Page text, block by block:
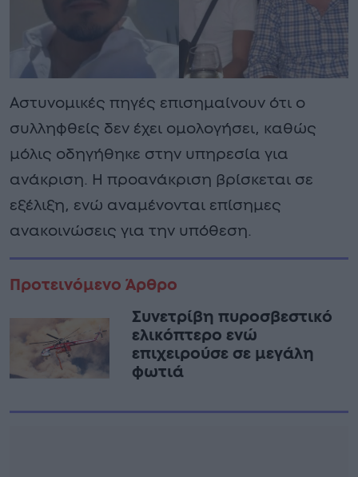
Αστυνομικές πηγές επισημαίνουν ότι ο
συλληφθείς δεν έχει ομολογήσει, καθώς
μόλις οδηγήθηκε στην υπηρεσία για
ανάκριση. Η προανάκριση βρίσκεται σε
εξέλιξη, ενώ αναμένονται επίσημες
ανακοινώσεις για την υπόθεση.
Προτεινόμενο Άρθρο
Συνετρίβη πυροσβεστικό
ελικόπτερο ενώ
επιχειρούσε σε μεγάλη
φωτιά